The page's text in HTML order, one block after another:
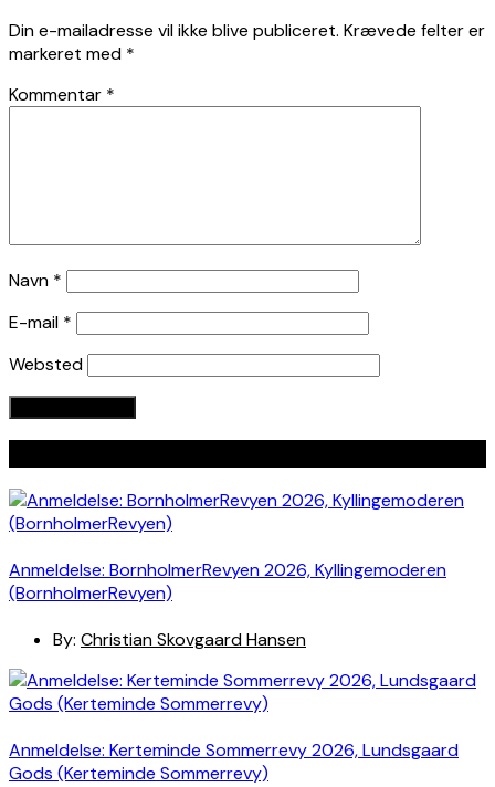
Din e-mailadresse vil ikke blive publiceret. Krævede felter er
markeret med *
Kommentar *
Navn *
E-mail *
Websted
Anmeldelse: BornholmerRevyen 2026, Kyllingemoderen
(BornholmerRevyen)
By: Christian Skovgaard Hansen
Anmeldelse: Kerteminde Sommerrevy 2026, Lundsgaard
Gods (Kerteminde Sommerrevy)